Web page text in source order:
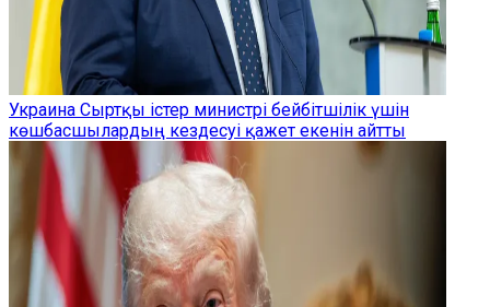
Украина Сыртқы істер министрі бейбітшілік үшін
көшбасшылардың кездесуі қажет екенін айтты